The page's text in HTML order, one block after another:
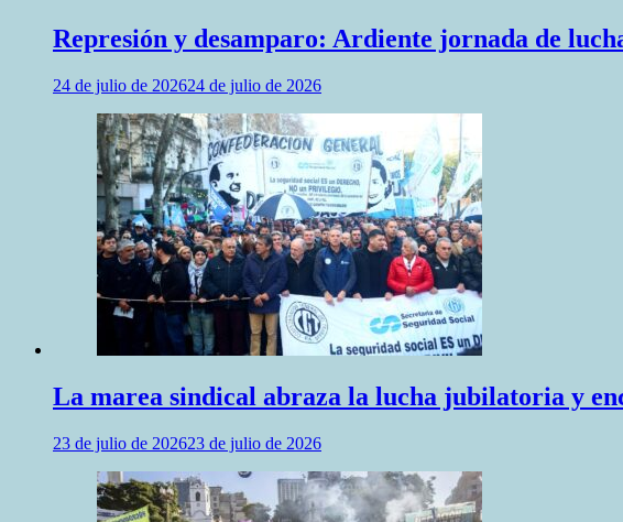
Represión y desamparo: Ardiente jornada de
24 de julio de 202624 de julio de 2026
La marea sindical abraza la lucha jubilatoria y
23 de julio de 202623 de julio de 2026